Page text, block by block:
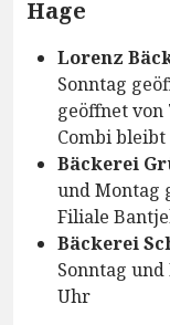
Hage
Lorenz
Sonntag
geöffnet von
Combi bleibt
Bäckerei
und Montag
Filiale
Bäckerei
Sonntag
Uhr